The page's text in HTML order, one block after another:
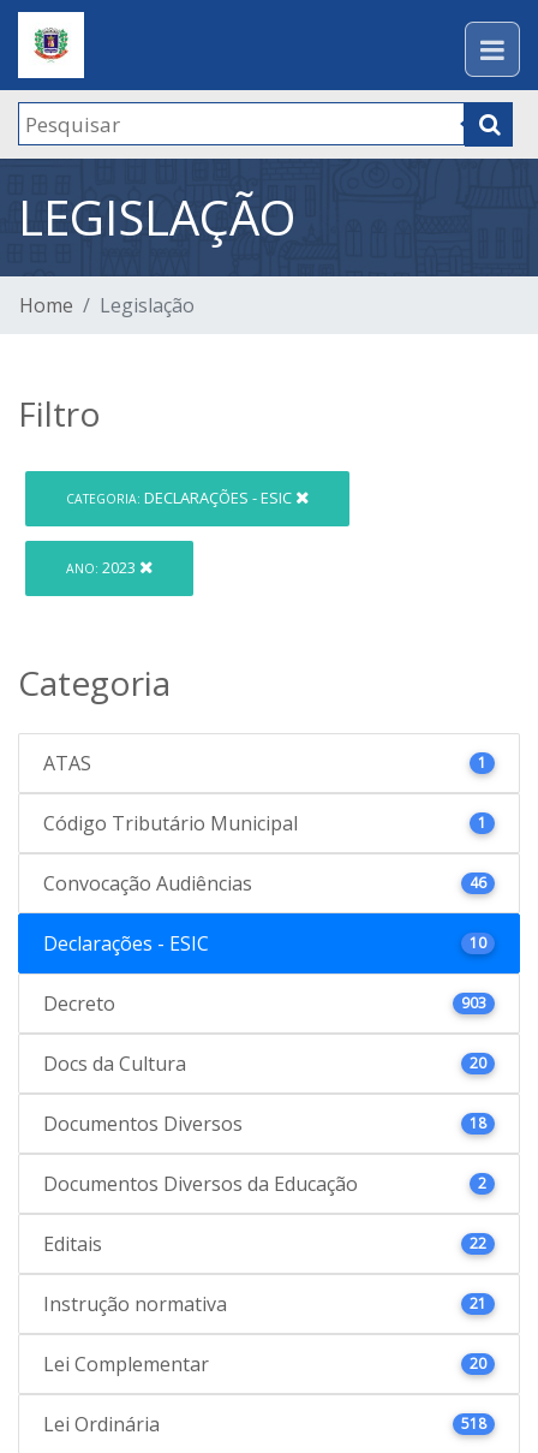
LEGISLAÇÃO
Home Legislação
Filtro
CATEGORIA: DECLARAÇÕES - ESIC
ANO: 2023
Categoria
ATAS 1
Código Tributário Municipal 1
Convocação Audiências 46
Declarações - ESIC 10
Decreto 903
Docs da Cultura 20
Documentos Diversos 18
Documentos Diversos da Educação 2
Editais 22
Instrução normativa 21
Lei Complementar 20
Lei Ordinária 518